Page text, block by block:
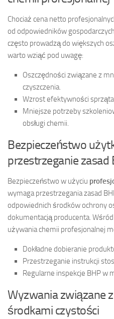
Chociaż cena netto
od odpowiedników
często prowadzą do większych
warto wziąć pod uwagę:
Oszczędności związane z
czyszczenia.
Wzrost efektywności
Mniejsze potrzeby
obsługi chemii.
Bezpieczeństwo
przestrzeganie zasad
Bezpieczeństwo w użyciu
wymaga przestrzegania zasad
odpowiednich środków ochrony
dokumentacją producenta.
używania chemii profesjonalnej
Dokładne dobieranie
Przestrzeganie instrukcji
Regularne inspekcje BHP w
Wyzwania związane
środkami czystości